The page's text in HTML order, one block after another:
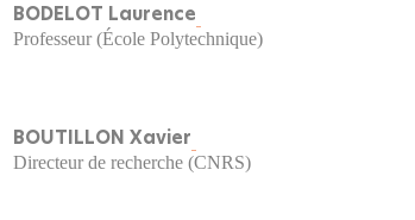
BODELOT Laurence
Professeur (École Polytechnique)
BOUTILLON Xavier
Directeur de recherche (CNRS)